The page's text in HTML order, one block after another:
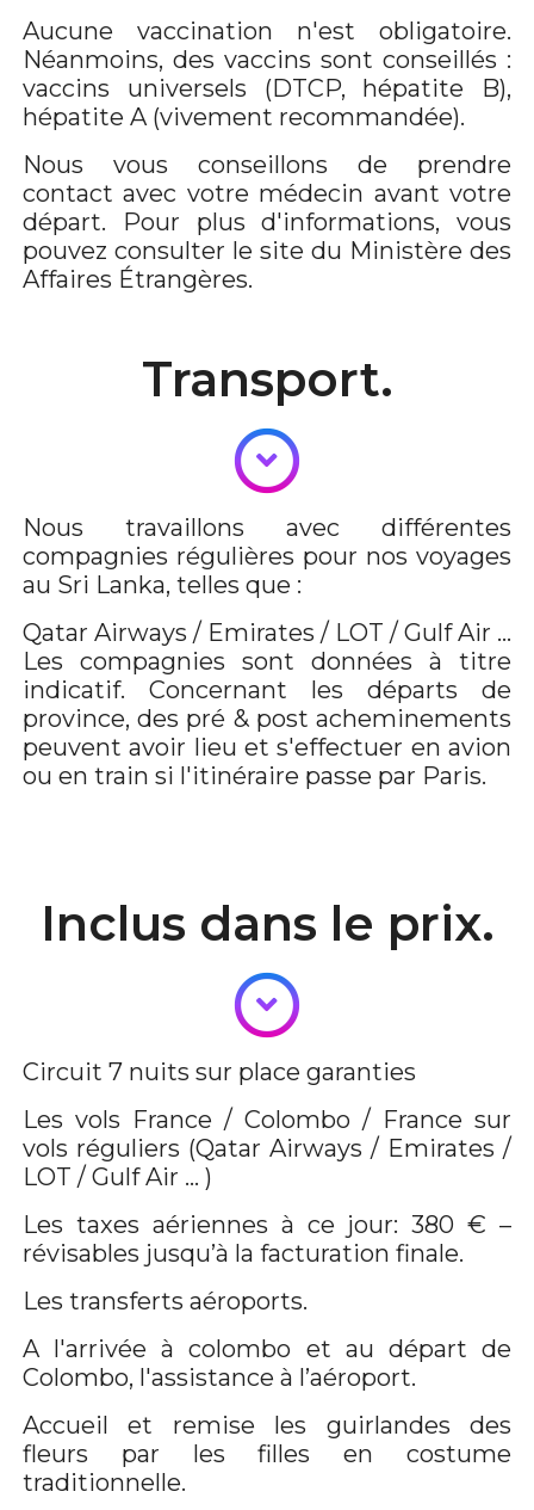
Aucune vaccination n'est obligatoire.
Néanmoins, des vaccins sont conseillés :
vaccins universels (DTCP, hépatite B),
hépatite A (vivement recommandée).
Nous vous conseillons de prendre
contact avec votre médecin avant votre
départ. Pour plus d'informations, vous
pouvez consulter le site du Ministère des
Affaires Étrangères.
Transport.
Nous travaillons avec différentes
compagnies régulières pour nos voyages
au Sri Lanka, telles que :
Qatar Airways / Emirates / LOT / Gulf Air ...
Les compagnies sont données à titre
indicatif. Concernant les départs de
province, des pré & post acheminements
peuvent avoir lieu et s'effectuer en avion
ou en train si l'itinéraire passe par Paris.
Inclus dans le prix.
Circuit 7 nuits sur place garanties
Les vols France / Colombo / France sur
vols réguliers (Qatar Airways / Emirates /
LOT / Gulf Air ... )
Les taxes aériennes à ce jour: 380 € –
révisables jusqu’à la facturation finale.
Les transferts aéroports.
A l'arrivée à colombo et au départ de
Colombo, l'assistance à l’aéroport.
Accueil et remise les guirlandes des
fleurs par les filles en costume
traditionnelle.